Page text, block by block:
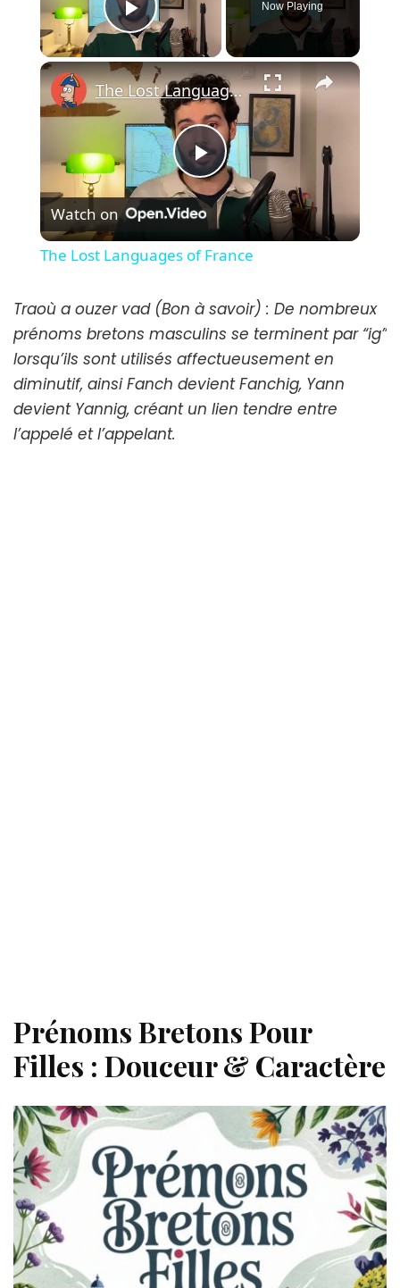
Play Video
Now Playing
×
Play
Video
The Lost Languages of France
Watch on
The Lost Languages of France
Traoù a ouzer vad (Bon à savoir) : De nombreux
prénoms bretons masculins se terminent par “ig”
lorsqu’ils sont utilisés affectueusement en
diminutif, ainsi Fanch devient Fanchig, Yann
devient Yannig, créant un lien tendre entre
l’appelé et l’appelant.
Prénoms Bretons Pour
Filles : Douceur & Caractère